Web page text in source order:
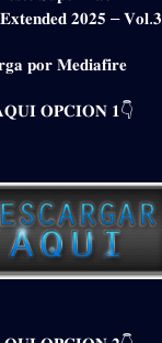
𝟐𝟎𝟐𝟓 – 𝐕𝐨𝐥.𝟑
𝐩𝐨𝐫 𝐌𝐞𝐝𝐢𝐚𝐟𝐢𝐫𝐞
𝐎𝐏𝐂𝐈𝐎𝐍 𝟏👇